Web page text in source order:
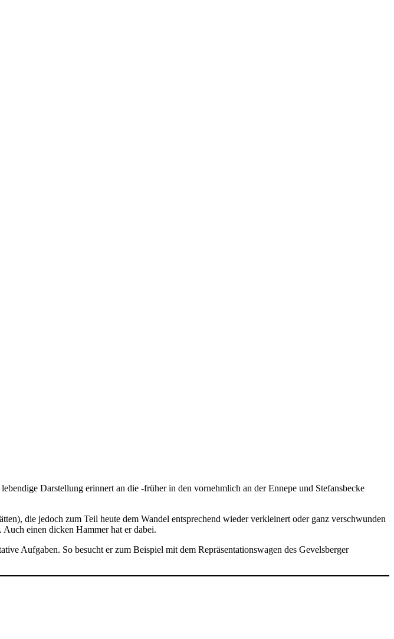
Darstellung erinnert an die -früher in den vornehmlich an der Ennepe und Stefansbecke
die jedoch zum Teil heute dem Wandel entsprechend wieder verkleinert oder ganz verschwunden
einen dicken Hammer hat er dabei.
Aufgaben. So besucht er zum Beispiel mit dem Repräsentationswagen des Gevelsberger